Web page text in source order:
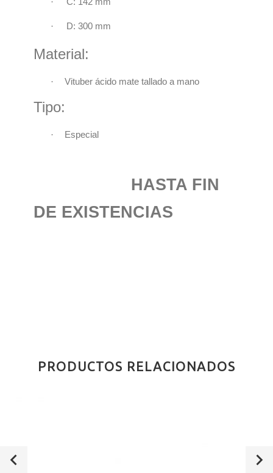
· D: 300 mm
Material:
· Vituber ácido mate tallado a mano
Tipo:
· Especial
HASTA FIN
DE EXISTENCIAS
PRODUCTOS RELACIONADOS